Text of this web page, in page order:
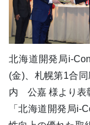
北海道開発局i-
(金)、札幌第1合
内 公嘉 様より表
「北海道開発局i-